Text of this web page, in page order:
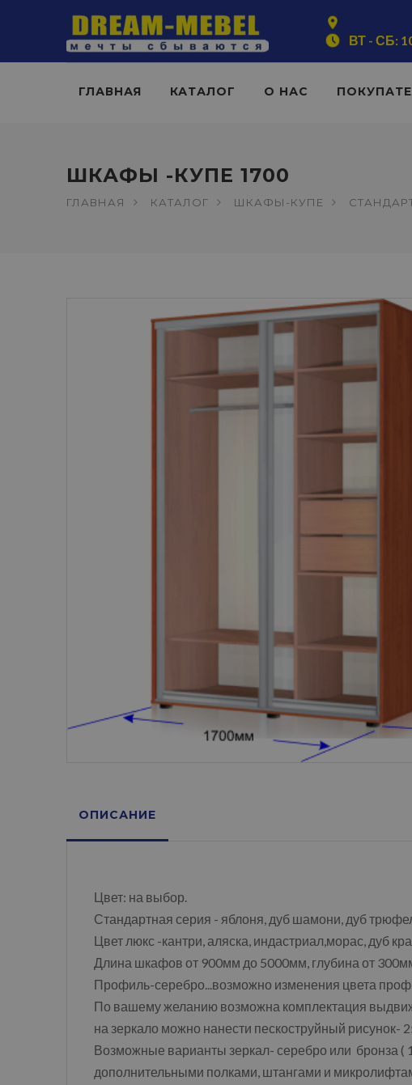
ВТ - СБ:
ГЛАВНАЯ КАТАЛОГ О НАС
ШКАФЫ -КУПЕ 1700
ГЛАВНАЯ КАТАЛОГ ШКАФЫ-КУПЕ
ОПИСАНИЕ
Цвет: на выбор.
Стандартная серия - яблоня, дуб шамони, дуб
Цвет люкс -кантри, аляска, индастриал,морас, дуб
Длина шкафов от 900мм до 5000мм, глубина от
Профиль-серебро...возможно изменения цвета
По вашему желанию возможна комплектация
на зеркало можно нанести пескоструйный рисунок-
Возможные варианты зеркал- серебро или бронза
дополнительными полками, штангами и